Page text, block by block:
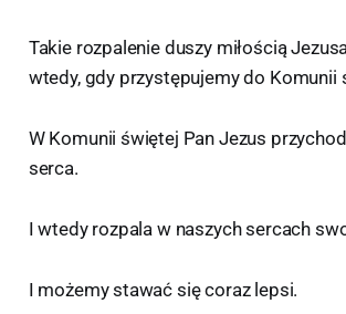
Takie rozpalenie duszy miłością
wtedy, gdy przystępujemy do Komunii
W Komunii świętej Pan Jezus
serca.
I wtedy rozpala w naszych sercach
I możemy stawać się coraz lepsi.